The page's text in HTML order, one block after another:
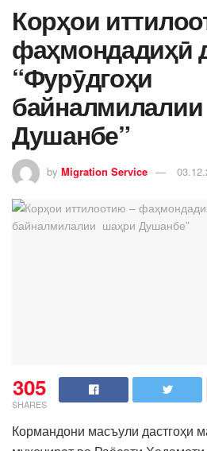
Корҳои
фаҳмондадиҳӣ
“Фурӯдгоҳи
Душанбе”
by Migration Service
305
SHARES
Кормандони масъули дастгоҳи